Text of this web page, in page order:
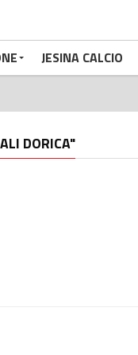
JESINA CALCIO
DORICA"